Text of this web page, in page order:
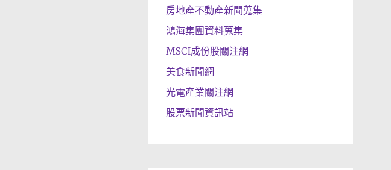
房地產不動產新聞蒐集
鴻海集團資料蒐集
MSCI成份股關注網
美食新聞網
光電產業關注網
股票新聞資訊站